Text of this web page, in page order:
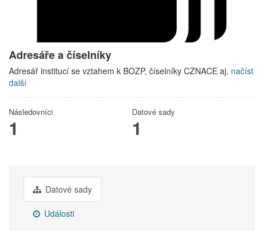
Adresáře a číselníky
Adresář institucí se vztahem k BOZP, číselníky CZNACE aj. načíst
další
Následovníci
1
Datové sady
1
Datové sady
Události